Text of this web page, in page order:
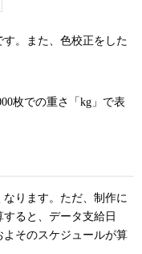
。また、色校正をした
枚での重さ「kg」で表
ります。ただ、制作に
ると、データ支給日
よそのスケジュールが算